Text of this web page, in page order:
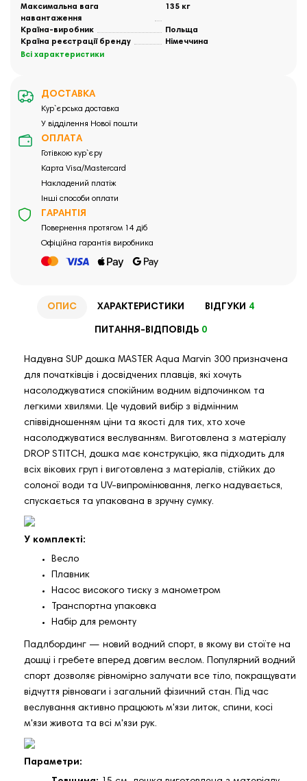
Максимальна вага
навантаження
135 кг
Країна-виробник
Польща
Країна реєстрації бренду
Німеччина
Всі характеристики
ДОСТАВКА
Кур`єрська доставка
У відділення Нової пошти
ОПЛАТА
Готівкою кур`єру
Карта Visa/Mastercard
Накладений платіж
Інші способи оплати
ГАРАНТІЯ
Повернення протягом 14 діб
Офіційна гарантія виробника
ОПИС ХАРАКТЕРИСТИКИ ВІДГУКИ 4
ПИТАННЯ-ВІДПОВІДЬ 0
Надувна SUP дошка MASTER Aqua Marvin 300 призначена
для початківців і досвідчених плавців, які хочуть
насолоджуватися спокійним водним відпочинком та
легкими хвилями. Це чудовий вибір з відмінним
співвідношенням ціни та якості для тих, хто хоче
насолоджуватися веслуванням. Виготовлена з матеріалу
DROP STITCH, дошка має конструкцію, яка підходить для
всіх вікових груп і виготовлена з матеріалів, стійких до
солоної води та UV-випромінювання, легко надувається,
спускається та упакована в зручну сумку.
У комплекті:
Весло
Плавник
Насос високого тиску з манометром
Транспортна упаковка
Набір для ремонту
Падлбординг — новий водний спорт, в якому ви стоїте на
дошці і гребете вперед довгим веслом. Популярний водний
спорт дозволяє рівномірно залучати все тіло, покращувати
відчуття рівноваги і загальний фізичний стан. Під час
веслування активно працюють м'язи литок, спини, косі
м'язи живота та всі м'язи рук.
Параметри: